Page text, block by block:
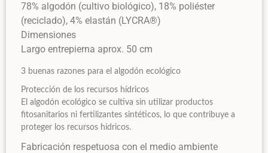
78% algodón (cultivo biológico), 18% poliéster
(reciclado), 4% elastán (LYCRA®)
Dimensiones
Largo entrepierna aprox. 50 cm
3 buenas razones para el algodón ecológico
Protección de los recursos hídricos
El algodón ecológico se cultiva sin utilizar productos
fitosanitarios ni fertilizantes sintéticos, lo que contribuye a
proteger los recursos hídricos.
Fabricación respetuosa con el medio ambiente